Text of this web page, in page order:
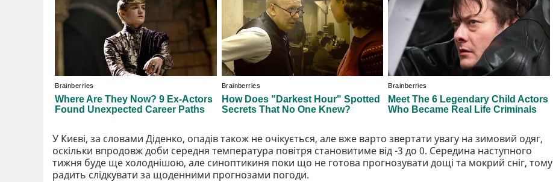
У Києві, за словами Діденко, опадів також не очікується, але вже варто звертати увагу на зимовий одяг,
оскільки впродовж доби середня температура повітря становитиме від -3 до 0. Середина наступного
тижня буде ще холоднішою, але синоптикиня поки що не готова прогнозувати дощі та мокрий сніг, тому
радить слідкувати за щоденними прогнозами погоди.